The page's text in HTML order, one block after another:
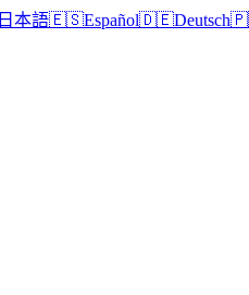
日本語🇪🇸Español🇩🇪Deutsch